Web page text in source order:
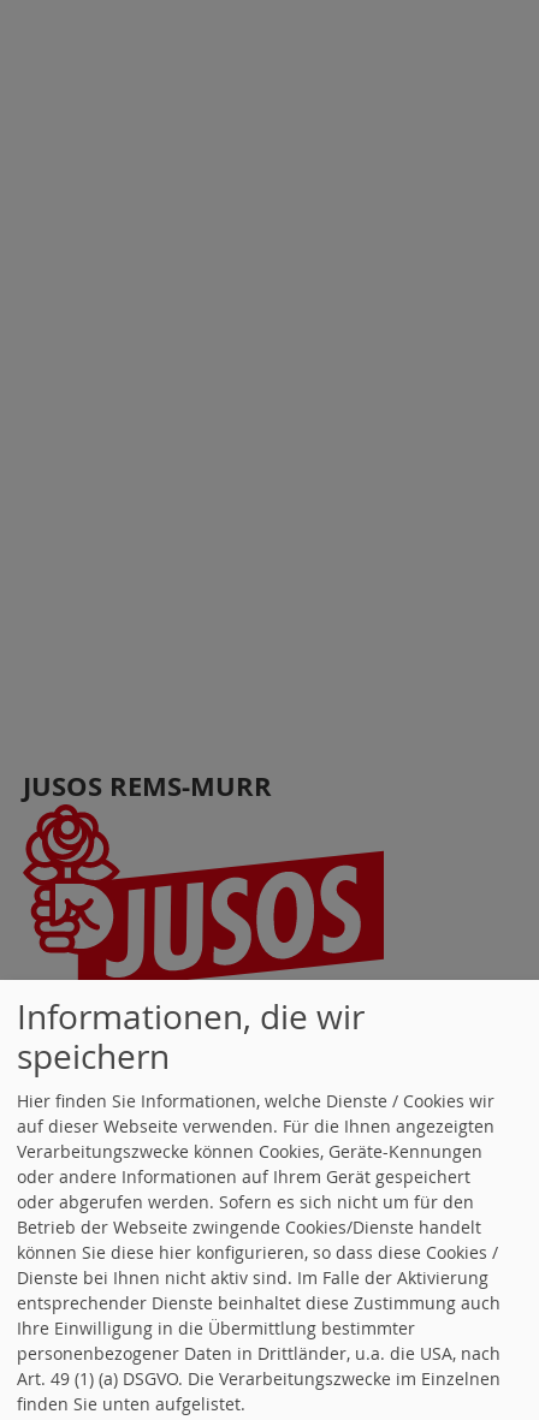
JUSOS REMS-MURR
Unsere Jusos stellen sich und ihre
Arbeit vor und freuen sich auf Ihren
Besuch.www.jusos-rems-murr.de
TERMINKALENDER
Alle Termine öffnen.
13.09.2026, 11:00 UhrSommerfest
- OV Berglen
15.09.2026, 19:00 Uhr
Informationen, die wir
speichern
Hier finden Sie Informationen, welche Dienste / Cookies wir
auf dieser Webseite verwenden. Für die Ihnen angezeigten
Verarbeitungszwecke können Cookies, Geräte-Kennungen
oder andere Informationen auf Ihrem Gerät gespeichert
oder abgerufen werden. Sofern es sich nicht um für den
Betrieb der Webseite zwingende Cookies/Dienste handelt
können Sie diese hier konfigurieren, so dass diese Cookies /
Dienste bei Ihnen nicht aktiv sind. Im Falle der Aktivierung
entsprechender Dienste beinhaltet diese Zustimmung auch
Ihre Einwilligung in die Übermittlung bestimmter
personenbezogener Daten in Drittländer, u.a. die USA, nach
Art. 49 (1) (a) DSGVO. Die Verarbeitungszwecke im Einzelnen
finden Sie unten aufgelistet.